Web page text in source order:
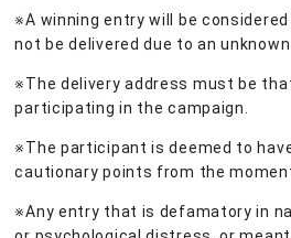
※A winning entry will be
not be delivered due to an unknown
※The delivery address must be
participating in the campaign.
※The participant is deemed to
cautionary points from the
※Any entry that is defamatory in